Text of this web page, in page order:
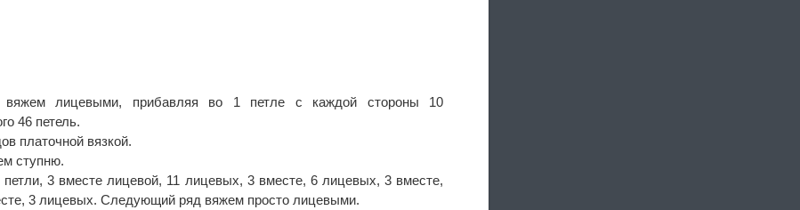
лицевыми, прибавляя во 1 петле с каждой стороны 10
46 петель.
платочной вязкой.
ступню.
3 вместе лицевой, 11 лицевых, 3 вместе, 6 лицевых, 3 вместе,
3 лицевых. Следующий ряд вяжем просто лицевыми.